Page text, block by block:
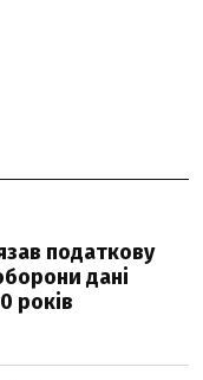
податкову
дані
років